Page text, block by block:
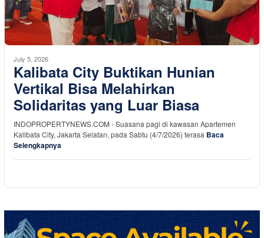
July 5, 2026
Kalibata City Buktikan Hunian
Vertikal Bisa Melahirkan
Solidaritas yang Luar Biasa
INDOPROPERTYNEWS.COM - Suasana pagi di kawasan Apartemen
Kalibata City, Jakarta Selatan, pada Sabtu (4/7/2026) terasa Baca
Selengkapnya